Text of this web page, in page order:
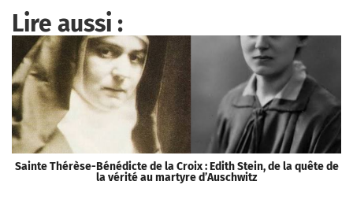
Lire aussi :
Sainte Thérèse-Bénédicte de la Croix : Edith Stein, de la quête de
la vérité au martyre d’Auschwitz